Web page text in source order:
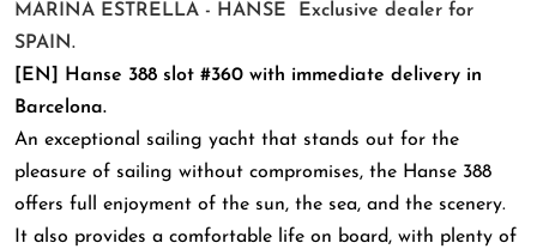
MARINA ESTRELLA - HANSE Exclusive dealer for
SPAIN.
[EN] Hanse 388 slot #360 with immediate delivery in
Barcelona.
An exceptional sailing yacht that stands out for the
pleasure of sailing without compromises, the Hanse 388
offers full enjoyment of the sun, the sea, and the scenery.
It also provides a comfortable life on board, with plenty of